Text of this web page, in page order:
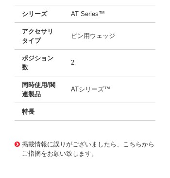
シリーズ AT Series™
アクセサリ
タイプ
ピン用ウェッジ
ポジション
数
2
同時使用/関
連製品
ATシリーズ™
特長
掲載情報に誤りがございましたら、こちらから
ご指摘をお願い致します。